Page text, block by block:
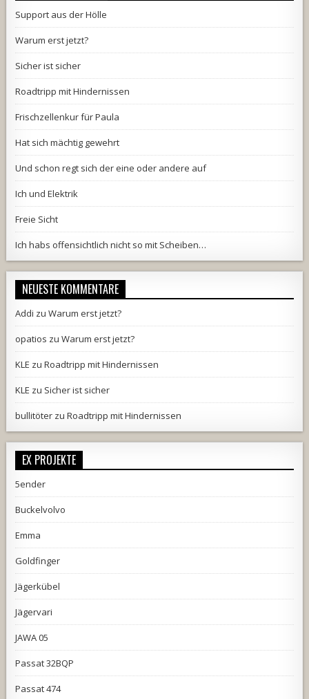
Support aus der Hölle
Warum erst jetzt?
Sicher ist sicher
Roadtripp mit Hindernissen
Frischzellenkur für Paula
Hat sich mächtig gewehrt
Und schon regt sich der eine oder andere auf
Ich und Elektrik
Freie Sicht
Ich habs offensichtlich nicht so mit Scheiben…
NEUESTE KOMMENTARE
Addi zuWarum erst jetzt?
opatios zuWarum erst jetzt?
KLE zuRoadtripp mit Hindernissen
KLE zu Sicher ist sicher
bullitöter zuRoadtripp mit Hindernissen
EX PROJEKTE
5ender
Buckelvolvo
Emma
Goldfinger
Jägerkübel
Jägervari
JAWA 05
Passat 32BQP
Passat 474